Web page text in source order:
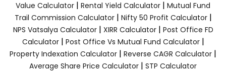
Value Calculator | Rental Yield Calculator | Mutual Fund
Trail Commission Calculator| Nifty 50 Profit Calculator|
NPS Vatsalya Calculator| XIRR Calculator| Post Office FD
Calculator| Post Office Vs Mutual Fund Calculator|
Property Indexation Calculator | Reverse CAGR Calculator |
Average Share Price Calculator | STP Calculator